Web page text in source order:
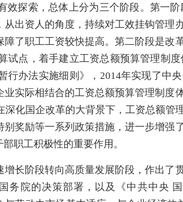
探索，总体上分为三个阶段。第一
出资人的角度，持续对工效挂钩管理
了职工工资较快提高。第二阶段是改
点，着手建立工资总额预算管理制
办法实施细则》，2014年实现了中
实际相结合的工资总额预算管理制度
化国企改革的大背景下，工资总额
奖励等一系列政策措施，进一步增强
职工积极性的重要作用。
长阶段转向高质量发展阶段，作出了
务院的决策部署，以及《中共中央